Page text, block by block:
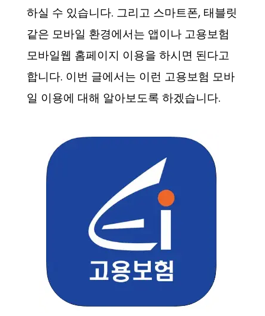
하실 수 있습니다. 그리고 스마트폰, 태블릿
같은 모바일 환경에서는 앱이나 고용보험
모바일웹 홈페이지 이용을 하시면 된다고
합니다. 이번 글에서는 이런 고용보험 모바
일 이용에 대해 알아보도록 하겠습니다.